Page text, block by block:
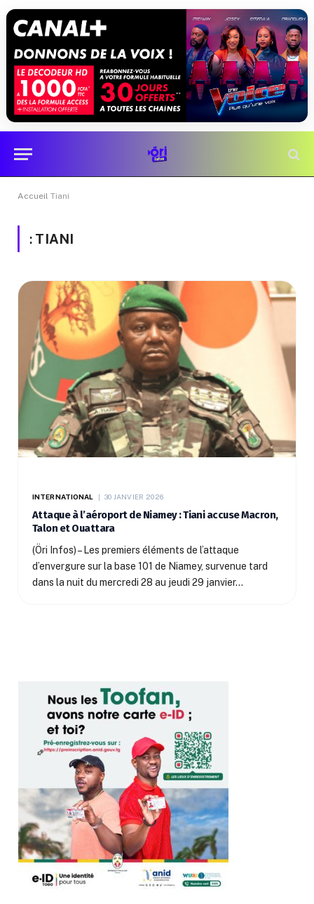
Accueil Tiani
: TIANI
INTERNATIONAL 30 JANVIER 2026
Attaque à l’aéroport de Niamey : Tiani accuse Macron,
Talon et Ouattara
(Öri Infos) – Les premiers éléments de l’attaque
d’envergure sur la base 101 de Niamey, survenue tard
dans la nuit du mercredi 28 au jeudi 29 janvier…